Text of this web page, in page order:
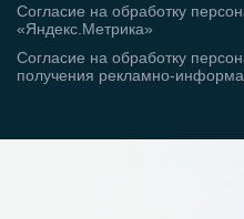
Согласие на обработку
«Яндекс.Метрика»
Согласие на обработку
получения рекламно-